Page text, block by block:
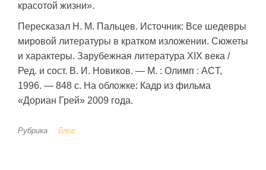
красотой жизни».
Пересказал Н. М. Пальцев. Источник: Все шедевры
мировой литературы в кратком изложении. Сюжеты
и характеры. Зарубежная литература XIX века /
Ред. и сост. В. И. Новиков. — М. : Олимп : ACT,
1996. — 848 с. На обложке: Кадр из фильма
«Дориан Грей» 2009 года.
Рубрика Блог